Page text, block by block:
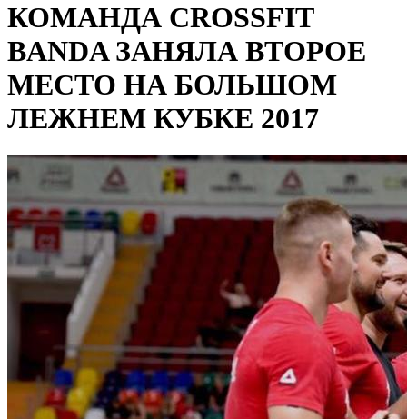
КОМАНДА CROSSFIT
BANDA ЗАНЯЛА ВТОРОЕ
МЕСТО НА БОЛЬШОМ
ЛЕЖНЕМ КУБКЕ 2017